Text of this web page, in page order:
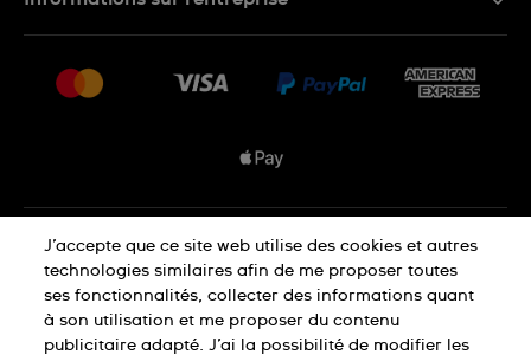
Conditions De Vente
Nous rejoindre
Déclaration de confidentialité
Déclaration concernant les cookies
J’accepte que ce site web utilise des cookies et autres
technologies similaires afin de me proposer toutes
ses fonctionnalités, collecter des informations quant
à son utilisation et me proposer du contenu
publicitaire adapté. J’ai la possibilité de modifier les